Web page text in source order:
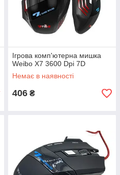
Ігрова комп'ютерна мишка
Weibo X7 3600 Dpi 7D
Немає в наявності
406 ₴